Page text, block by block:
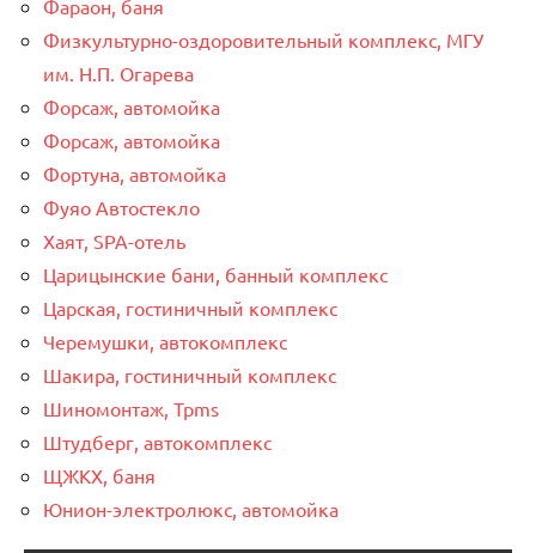
Фараон, баня
Физкультурно-оздоровительный комплекс, МГУ
им. Н.П. Огарева
Форсаж, автомойка
Форсаж, автомойка
Фортуна, автомойка
Фуяо Автостекло
Хаят, SPA-отель
Царицынские бани, банный комплекс
Царская, гостиничный комплекс
Черемушки, автокомплекс
Шакира, гостиничный комплекс
Шиномонтаж, Tpms
Штудберг, автокомплекс
ЩЖКХ, баня
Юнион-электролюкс, автомойка